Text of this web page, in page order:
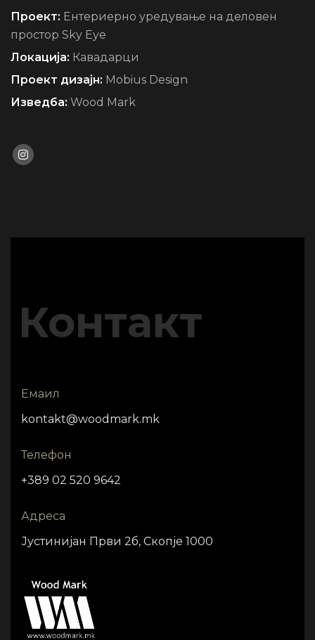
Проект: Ентериерно уредување на деловен
простор Sky Eye
Локација: Кавадарци
Проект дизајн: Mobius Design
Изведба: Wood Mark
Контакт
Емаил
kontakt@woodmark.mk
Телефон
+389 02 520 9642
Адреса
Јустинијан Први 2б, Скопје 1000